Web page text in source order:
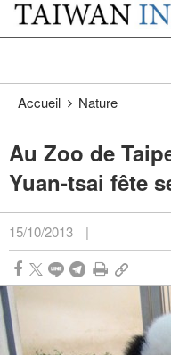
Passer au contenu principal
:::
Accueil Nature
Au Zoo de
Yuan-tsai fête
15/10/2013 |